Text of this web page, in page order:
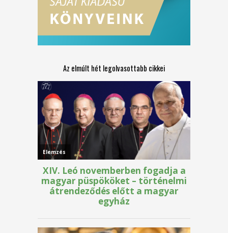
Az elmúlt hét legolvasottabb cikkei